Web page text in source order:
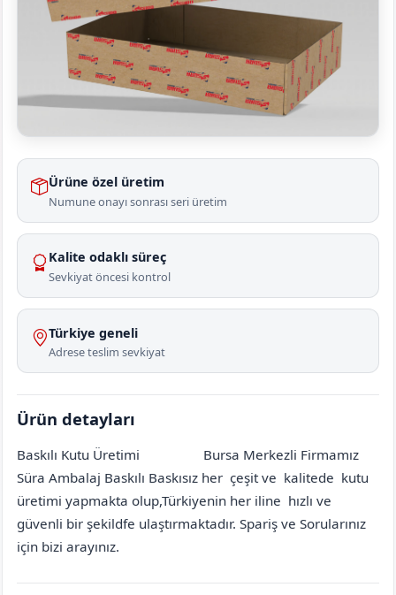
Ürüne özel üretim
Numune onayı sonrası seri üretim
Kalite odaklı süreç
Sevkiyat öncesi kontrol
Türkiye geneli
Adrese teslim sevkiyat
Ürün detayları
Baskılı Kutu Üretimi
Bursa Merkezli Firmamız
Süra Ambalaj Baskılı Baskısız her çeşit ve kalitede kutu
üretimi yapmakta olup,Türkiyenin her iline hızlı ve
güvenli bir şekildfe ulaştırmaktadır. Spariş ve Sorularınız
için bizi arayınız.